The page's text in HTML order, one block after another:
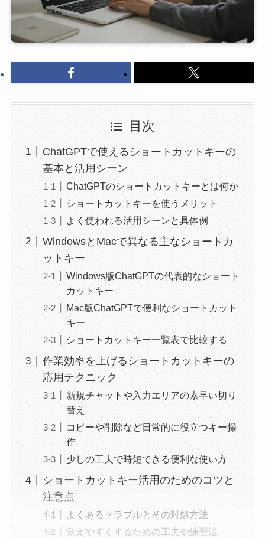
目次
ChatGPTで使えるショートカットキーの
基本と活用シーン
ChatGPTのショートカットキーとは何か
ショートカットキーを使うメリット
よく使われる活用シーンと具体例
WindowsとMacで異なる主なショートカ
ットキー
Windows版ChatGPTの代表的なショート
カットキー
Mac版ChatGPTで便利なショートカット
キー
ショートカットキー一覧表で比較する
作業効率を上げるショートカットキーの
応用テクニック
新規チャットや入力エリアの素早い切り
替え
コピーや削除など日常的に役立つキー操
作
少しの工夫で時短できる便利な使い方
ショートカットキー活用のためのコツと
注意点
よくあるトラブルとその対処方法
覚えやすくするための工夫や練習法